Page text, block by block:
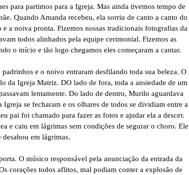
para partimos para a Igreja. Mas ainda tivemos tempo de
Quando Amanda recebeu, ela sorriu de canto a canto do
a noiva pronta. Fizemos nossas tradicionais fotografias da
todos alinhados pela equipe cerimonial. Fizemos as
o início e tão logo chegamos eles começaram a cantar.
e o noivo entraram desfilando toda sua beleza. O
da Igreja Matriz. DO lado de fora, toda a ansiedade de um
lentamente. Do lado de dentro, Murilo aguardava
se fecharam e os olhares de todos se dividiam entre a
pai foi chamado para fazer as fotos e ajudar ela a descer.
e caiu em lágrimas sem condições de segurar o choro. Ele
em lágrimas.
O músico responsável pela anunciação da entrada da
corações todos aflitos, mal podiam conter a explosão de